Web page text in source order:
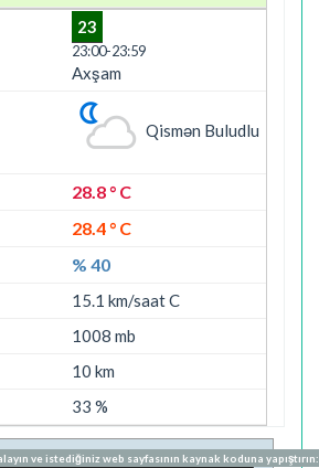
23
23:00-23:59
Axşam
Qismən Buludlu
28.8 ° C
28.4 ° C
% 40
15.1 km/saat C
1008 mb
10 km
33 %
ve istediğiniz web sayfasının kaynak koduna yapıştırın: